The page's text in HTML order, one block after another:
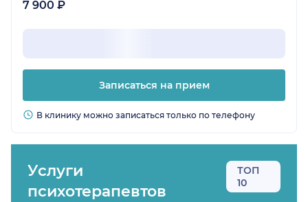
7 900 ₽
Записаться на прием
В клинику можно записаться только по телефону
Услуги
психотерапевтов
ТОП
10